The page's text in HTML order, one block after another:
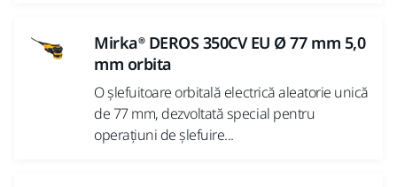
Mirka® DEROS 350CV EU Ø 77 mm 5,0
mm orbita
O șlefuitoare orbitală electrică aleatorie unică
de 77 mm, dezvoltată special pentru
operațiuni de șlefuire...